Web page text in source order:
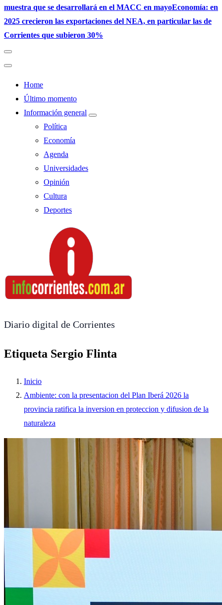
muestra que se desarrollará en el MACC en mayoEconomía: en
2025 crecieron las exportaciones del NEA, en particular las de
Corrientes que subieron 30%
Home
Último momento
Información general
Política
Economía
Agenda
Universidades
Opinión
Cultura
Deportes
Diario digital de Corrientes
Etiqueta Sergio Flinta
Inicio
Ambiente: con la presentacion del Plan Iberá 2026 la
provincia ratifica la inversion en proteccion y difusion de la
naturaleza